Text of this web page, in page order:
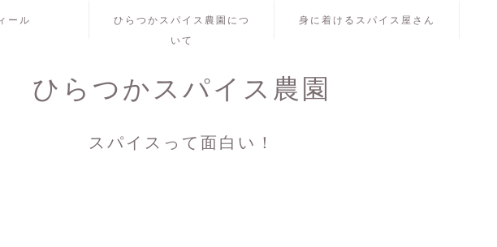
ール
ひらつかスパイス農園につ
いて
身に着けるスパイス屋さん
ひらつかスパイス農園
スパイスって面白い！